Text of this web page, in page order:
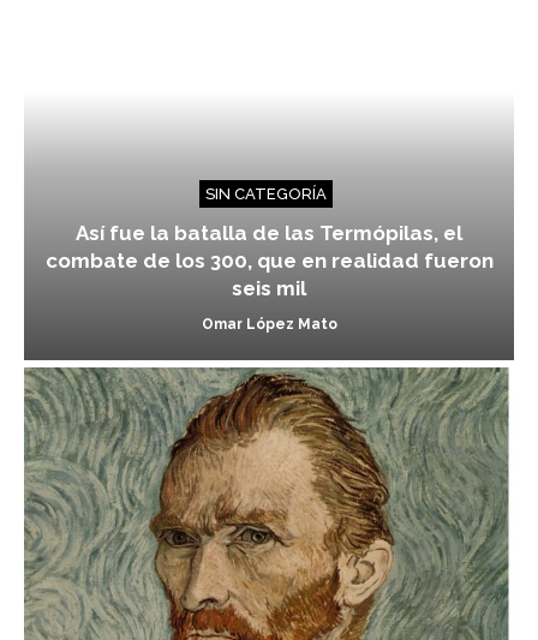
SIN CATEGORÍA
Así fue la batalla de las Termópilas, el
combate de los 300, que en realidad fueron
seis mil
Omar López Mato